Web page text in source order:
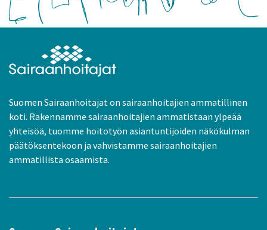
Suomen Sairaanhoitajat on sairaanhoitajien ammatillinen
koti. Rakennamme sairaanhoitajien ammatistaan ylpeää
yhteisöä, tuomme hoitotyön asiantuntijoiden näkökulman
päätöksentekoon ja vahvistamme sairaanhoitajien
ammatillista osaamista.